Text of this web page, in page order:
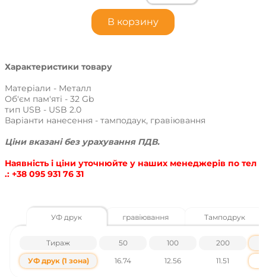
Характеристики товару
Матеріали - Металл
Об'єм пам'яті - 32 Gb
тип USB - USB 2.0
Варіанти нанесення - тамподаук, гравіювання
Ціни вказані без урахування ПДВ.
Наявність і ціни уточнюйте у наших менеджерів по тел
.: +38 095 931 76 31
В корзину
УФ друк гравіювання Тамподрук
Тираж 50 100 200
УФ друк (1 зона)
16.74 12.56 11.51